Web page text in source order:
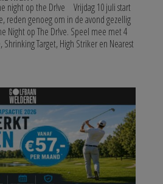
night op the Dr!ve Vrijdag 10 juli start
reden genoeg om in de avond gezellig
Night op The Dr!ve. Speel mee met 4
Shrinking Target, High Striker en Nearest